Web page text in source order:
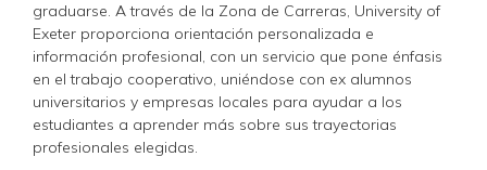
graduarse. A través de la Zona de Carreras, University of
Exeter proporciona orientación personalizada e
información profesional, con un servicio que pone énfasis
en el trabajo cooperativo, uniéndose con ex alumnos
universitarios y empresas locales para ayudar a los
estudiantes a aprender más sobre sus trayectorias
profesionales elegidas.